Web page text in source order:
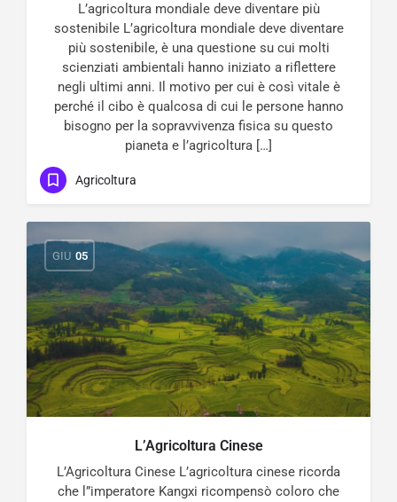
L’agricoltura mondiale deve diventare più
sostenibile L’agricoltura mondiale deve diventare
più sostenibile, è una questione su cui molti
scienziati ambientali hanno iniziato a riflettere
negli ultimi anni. Il motivo per cui è così vitale è
perché il cibo è qualcosa di cui le persone hanno
bisogno per la sopravvivenza fisica su questo
pianeta e l’agricoltura […]
Agricoltura
GIU 05
L’Agricoltura Cinese
L’Agricoltura Cinese L’agricoltura cinese ricorda
che l”imperatore Kangxi ricompensò coloro che